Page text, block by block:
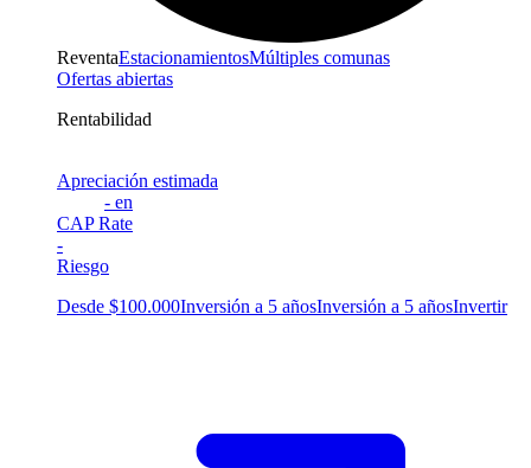
ReventaEstacionamientosMúltiples comunas
Ofertas abiertas
Rentabilidad
Apreciación estimada
- en
CAP Rate
-
Riesgo
Desde $100.000Inversión a 5 añosInversión a 5 añosInvertir